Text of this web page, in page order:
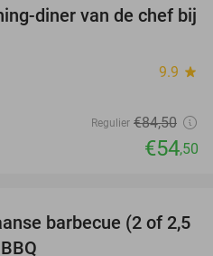
36%
diner van de chef bij
9.9 star
Regulier €84,50
€54,50
30%
barbecue (2 of 2,5